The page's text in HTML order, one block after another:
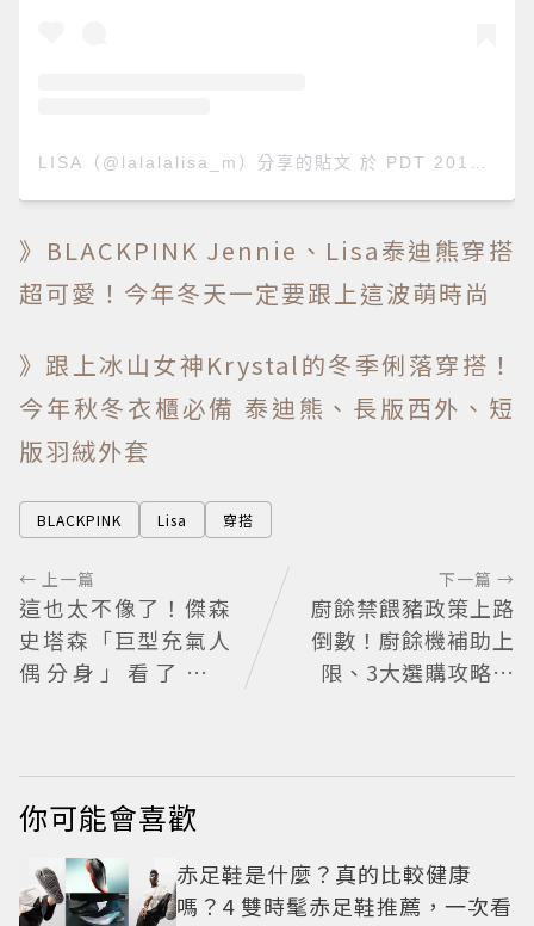
LISA（@lalalalisa_m）分享的貼文 於 PDT 2019 年 8月 月 11 日 上午 6:05
》BLACKPINK Jennie、Lisa泰迪熊穿搭
超可愛！今年冬天一定要跟上這波萌時尚
》跟上冰山女神Krystal的冬季俐落穿搭！
今年秋冬衣櫃必備 泰迪熊、長版西外、短
版羽絨外套
BLACKPINK Lisa 穿搭
← 上一篇
這也太不像了！傑森
史塔森「巨型充氣人
偶分身」看了只想
下一篇 →
廚餘禁餵豬政策上路
倒數！廚餘機補助上
限、3大選購攻略一
你可能會喜歡
赤足鞋是什麼？真的比較健康
嗎？4 雙時髦赤足鞋推薦，一次看